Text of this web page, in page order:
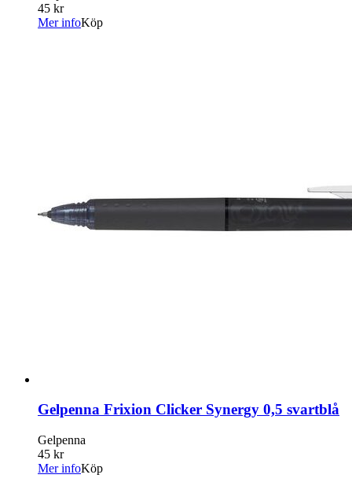
45 kr
Mer infoKöp
Gelpenna Frixion Clicker Synergy 0,5 svartblå
Gelpenna
45 kr
Mer infoKöp